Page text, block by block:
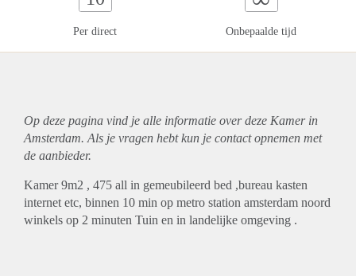
Per direct Onbepaalde tijd
Op deze pagina vind je alle informatie over deze Kamer in
Amsterdam. Als je vragen hebt kun je contact opnemen met
de aanbieder.
Kamer 9m2 , 475 all in gemeubileerd bed ,bureau kasten
internet etc, binnen 10 min op metro station amsterdam noord
winkels op 2 minuten Tuin en in landelijke omgeving .